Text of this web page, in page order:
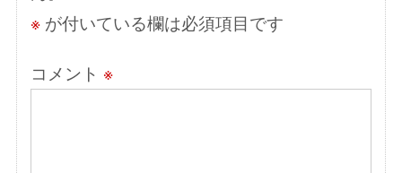
※が付いている欄は必須項目です
コメント ※